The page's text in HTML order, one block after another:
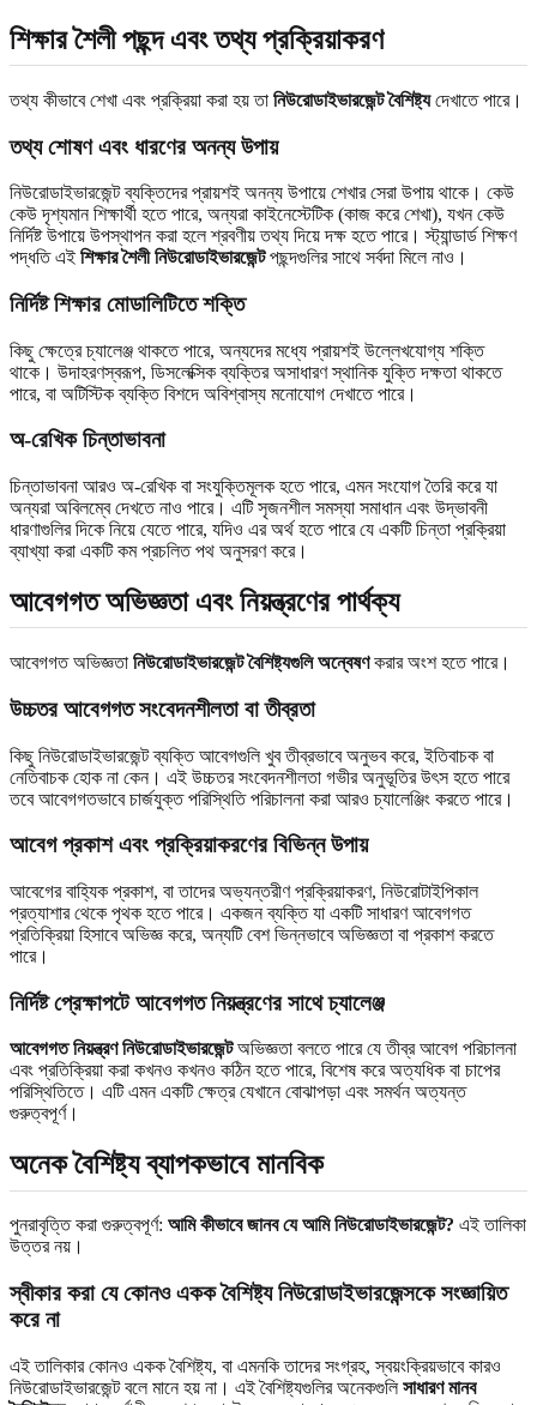
শিক্ষার শৈলী পছন্দ এবং তথ্য প্রক্রিয়াকরণ
তথ্য কীভাবে শেখা এবং প্রক্রিয়া করা হয় তা নিউরোডাইভারজেন্ট বৈশিষ্ট্যদেখাতে পারে।
তথ্য শোষণ এবং ধারণের অনন্য উপায়
নিউরোডাইভারজেন্ট ব্যক্তিদের প্রায়শই অনন্য উপায়ে শেখার সেরা উপায় থাকে। কেউ
কেউ দৃশ্যমান শিক্ষার্থী হতে পারে, অন্যরা কাইনেস্টেটিক (কাজ করে শেখা), যখন কেউ
নির্দিষ্ট উপায়ে উপস্থাপন করা হলে শ্রবণীয় তথ্য দিয়ে দক্ষ হতে পারে। স্ট্যান্ডার্ড শিক্ষণ
পদ্ধতি এই শিক্ষার শৈলী নিউরোডাইভারজেন্টপছন্দগুলির সাথে সর্বদা মিলে নাও।
নির্দিষ্ট শিক্ষার মোডালিটিতে শক্তি
কিছু ক্ষেত্রে চ্যালেঞ্জ থাকতে পারে, অন্যদের মধ্যে প্রায়শই উল্লেখযোগ্য শক্তি
থাকে। উদাহরণস্বরূপ, ডিসলেক্সিক ব্যক্তির অসাধারণ স্থানিক যুক্তি দক্ষতা থাকতে
পারে, বা অটিস্টিক ব্যক্তি বিশদে অবিশ্বাস্য মনোযোগ দেখাতে পারে।
অ-রেখিক চিন্তাভাবনা
চিন্তাভাবনা আরও অ-রেখিক বা সংযুক্তিমূলক হতে পারে, এমন সংযোগ তৈরি করে যা
অন্যরা অবিলম্বে দেখতে নাও পারে। এটি সৃজনশীল সমস্যা সমাধান এবং উদ্ভাবনী
ধারণাগুলির দিকে নিয়ে যেতে পারে, যদিও এর অর্থ হতে পারে যে একটি চিন্তা প্রক্রিয়া
ব্যাখ্যা করা একটি কম প্রচলিত পথ অনুসরণ করে।
আবেগগত অভিজ্ঞতা এবং নিয়ন্ত্রণের পার্থক্য
আবেগগত অভিজ্ঞতা নিউরোডাইভারজেন্ট বৈশিষ্ট্যগুলি অন্বেষণকরার অংশ হতে পারে।
উচ্চতর আবেগগত সংবেদনশীলতা বা তীব্রতা
কিছু নিউরোডাইভারজেন্ট ব্যক্তি আবেগগুলি খুব তীব্রভাবে অনুভব করে, ইতিবাচক বা
নেতিবাচক হোক না কেন। এই উচ্চতর সংবেদনশীলতা গভীর অনুভূতির উৎস হতে পারে
তবে আবেগগতভাবে চার্জযুক্ত পরিস্থিতি পরিচালনা করা আরও চ্যালেঞ্জিং করতে পারে।
আবেগ প্রকাশ এবং প্রক্রিয়াকরণের বিভিন্ন উপায়
আবেগের বাহ্যিক প্রকাশ, বা তাদের অভ্যন্তরীণ প্রক্রিয়াকরণ, নিউরোটাইপিকাল
প্রত্যাশার থেকে পৃথক হতে পারে। একজন ব্যক্তি যা একটি সাধারণ আবেগগত
প্রতিক্রিয়া হিসাবে অভিজ্ঞ করে, অন্যটি বেশ ভিন্নভাবে অভিজ্ঞতা বা প্রকাশ করতে
পারে।
নির্দিষ্ট প্রেক্ষাপটে আবেগগত নিয়ন্ত্রণের সাথে চ্যালেঞ্জ
আবেগগত নিয়ন্ত্রণ নিউরোডাইভারজেন্টঅভিজ্ঞতা বলতে পারে যে তীব্র আবেগ পরিচালনা
এবং প্রতিক্রিয়া করা কখনও কখনও কঠিন হতে পারে, বিশেষ করে অত্যধিক বা চাপের
পরিস্থিতিতে। এটি এমন একটি ক্ষেত্র যেখানে বোঝাপড়া এবং সমর্থন অত্যন্ত
গুরুত্বপূর্ণ।
অনেক বৈশিষ্ট্য ব্যাপকভাবে মানবিক
পুনরাবৃত্তি করা গুরুত্বপূর্ণ: আমি কীভাবে জানব যে আমি নিউরোডাইভারজেন্ট? এই তালিকা
উত্তর নয়।
স্বীকার করা যে কোনও একক বৈশিষ্ট্য নিউরোডাইভারজেন্সকে সংজ্ঞায়িত
করে না
এই তালিকার কোনও একক বৈশিষ্ট্য, বা এমনকি তাদের সংগ্রহ, স্বয়ংক্রিয়ভাবে কারও
নিউরোডাইভারজেন্ট বলে মানে হয় না। এই বৈশিষ্ট্যগুলির অনেকগুলিসাধারণ মানব